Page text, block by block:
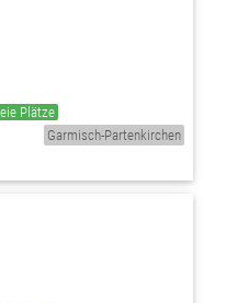
Plätze
Garmisch-Partenkirchen